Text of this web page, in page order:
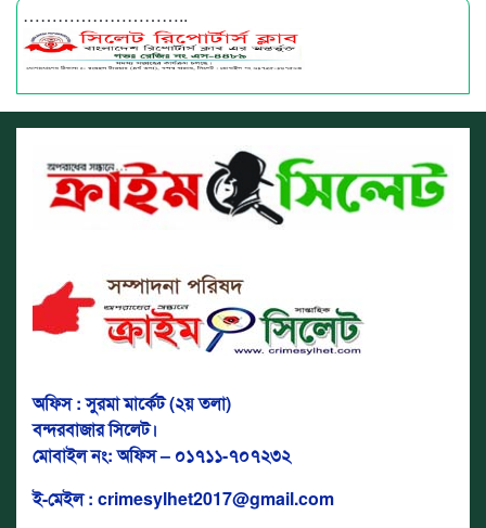
………………………..
অফিস : সুরমা মার্কেট (২য় তলা)
বন্দরবাজার সিলেট।
মোবাইল নং: অফিস – ০১৭১১-৭০৭২৩২
ই-মেইল : crimesylhet2017@gmail.com